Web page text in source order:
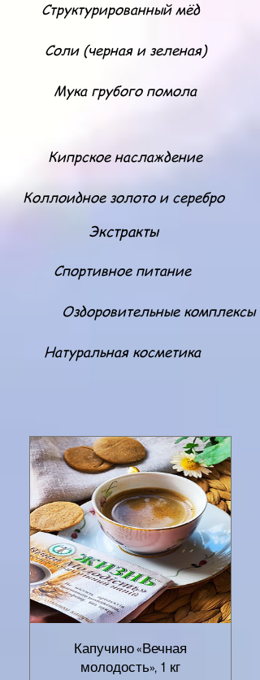
Структурированный мёд
Соли (черная и зеленая)
Мука грубого помола
Кипрское наслаждение
Коллоидное золото и серебро
Экстракты
Спортивное питание
Оздоровительные комплексы
Натуральная косметика
Капучино «Вечная
молодость», 1 кг